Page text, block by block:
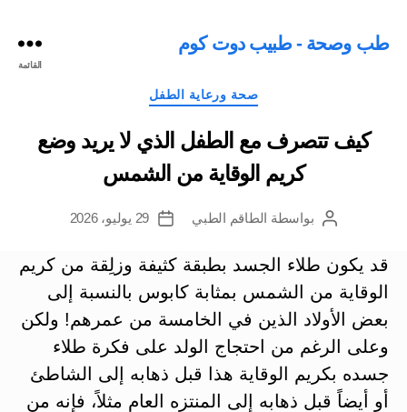
طب وصحة - طبيب دوت كوم
القائمة
التصنيفات
صحة ورعاية الطفل
كيف تتصرف مع الطفل الذي لا يريد وضع
كريم الوقاية من الشمس
كاتببواسطة الطاقم الطبي
تاريخ
29 يوليو، 2026
قد يكون طلاء الجسد بطبقة كثيفة وزلِقة من كريم
الوقاية من الشمس بمثابة كابوس بالنسبة إلى
بعض الأولاد الذين في الخامسة من عمرهم! ولكن
وعلى الرغم من احتجاج الولد على فكرة طلاء
جسده بكريم الوقاية هذا قبل ذهابه إلى الشاطئ
أو أيضاً قبل ذهابه إلى المنتزه العام مثلاً، فإنه من